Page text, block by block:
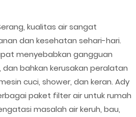
kualitas air sangat
dan kesehatan sehari-hari.
menyebabkan gangguan
bahkan kerusakan peralatan
cuci, shower, dan keran. Ady
paket filter air untuk rumah
masalah air keruh, bau,